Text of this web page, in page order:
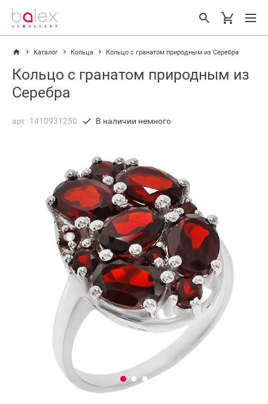
Каталог Кольца Кольцо с гранатом природным из Серебра
Кольцо с гранатом природным из
Серебра
арт. 1410931250 В наличии немного